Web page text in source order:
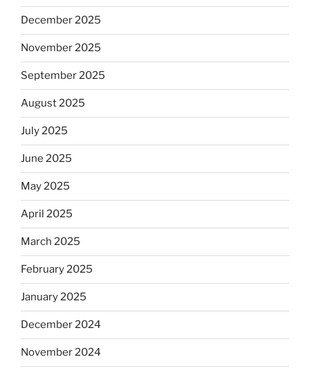
December 2025
November 2025
September 2025
August 2025
July 2025
June 2025
May 2025
April 2025
March 2025
February 2025
January 2025
December 2024
November 2024